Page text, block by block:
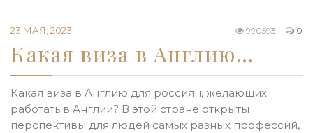
23 МАЯ, 2023 0
990593
Какая виза в Англию…
Какая виза в Англию для россиян, желающих
работать в Англии? В этой стране открыты
перспективы для людей самых разных профессий,